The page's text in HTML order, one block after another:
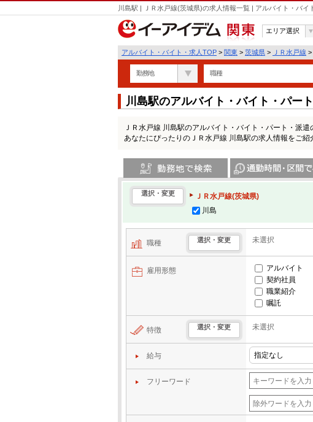
川島駅 | ＪＲ水戸線(茨城県)の求人情報一覧 | アルバイト・バ
関東
エリア選択
アルバイト・バイト・求人TOP > 関東 > 茨城県 > ＪＲ水戸線 >
勤務地 職種
川島駅のアルバイト・バイト・パー
ＪＲ水戸線 川島駅のアルバイト・バイト・パート・派遣
あなたにぴったりのＪＲ水戸線 川島駅の求人情報をご紹
選択・変更
ＪＲ水戸線(茨城県)
川島
職種 選択・変更 未選択
雇用形態 アルバイト
契約社員
職業紹介
嘱託
特徴 選択・変更 未選択
給与
フリーワード